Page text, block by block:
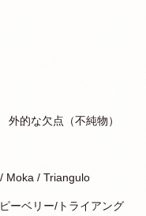
的な欠点（不純物）
Moka / Triangulo
ーベリー/トライアング